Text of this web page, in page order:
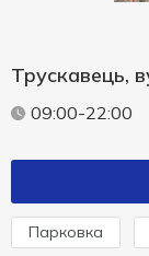
Трускавець,
09:00-22:00
Парковка